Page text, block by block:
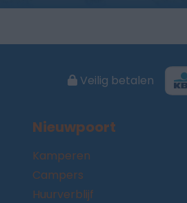
Veilig betalen
Nieuwpoort
Kamperen
Campers
Huurverblijf